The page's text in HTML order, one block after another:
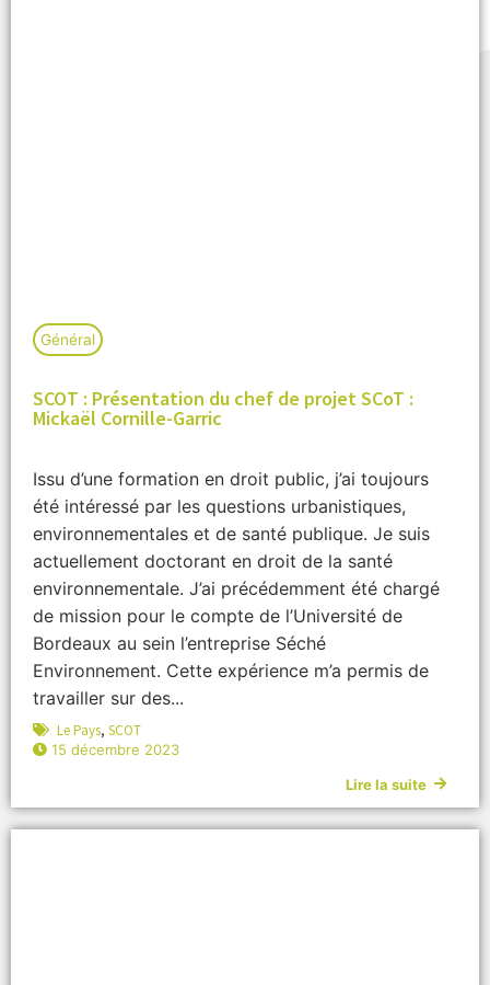
Général
SCOT : Présentation du chef de projet SCoT :
Mickaël Cornille-Garric
Issu d’une formation en droit public, j’ai toujours
été intéressé par les questions urbanistiques,
environnementales et de santé publique. Je suis
actuellement doctorant en droit de la santé
environnementale. J’ai précédemment été chargé
de mission pour le compte de l’Université de
Bordeaux au sein l’entreprise Séché
Environnement. Cette expérience m’a permis de
travailler sur des...
Le Pays, SCOT
15 décembre 2023
Lire la suite